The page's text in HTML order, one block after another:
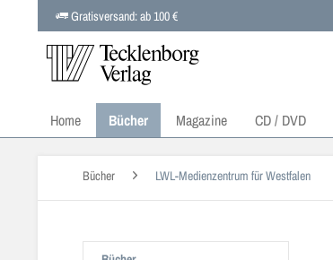
Gratisversand: ab 100 €
Home Bücher Magazine CD / DVD
Bücher LWL-Medienzentrum für Westfalen